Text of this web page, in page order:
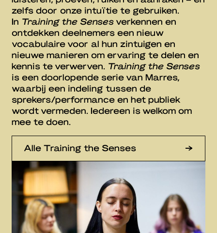
zelfs door onze intuïtie te gebruiken.
In Training the Senses verkennen en
ontdekken deelnemers een nieuw
vocabulaire voor al hun zintuigen en
nieuwe manieren om ervaring te delen en
kennis te verwerven. Training the Senses
is een doorlopende serie van Marres,
waarbij een indeling tussen de
sprekers/performance en het publiek
wordt vermeden. Iedereen is welkom om
mee te doen.
Alle Training the Senses